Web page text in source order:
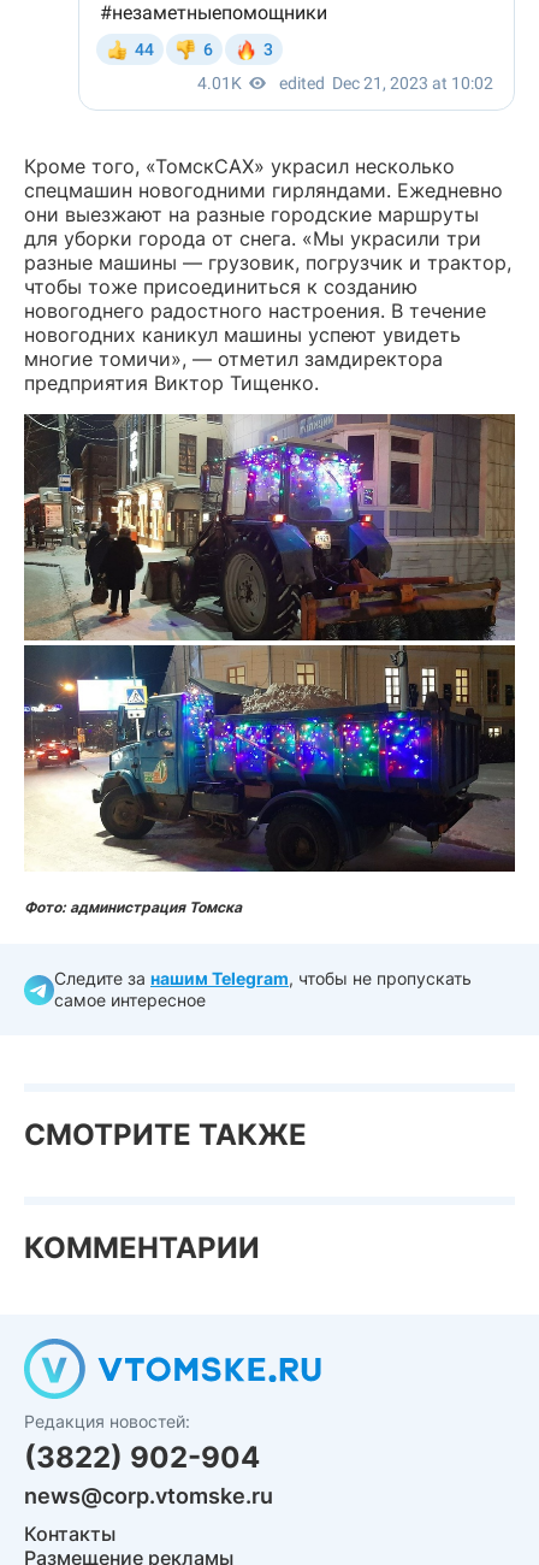
Кроме того, «ТомскСАХ» украсил несколько
спецмашин новогодними гирляндами. Ежедневно
они выезжают на разные городские маршруты
для уборки города от снега. «Мы украсили три
разные машины — грузовик, погрузчик и трактор,
чтобы тоже присоединиться к созданию
новогоднего радостного настроения. В течение
новогодних каникул машины успеют увидеть
многие томичи», — отметил замдиректора
предприятия Виктор Тищенко.
Фото: администрация Томска
Следите за нашим Telegram, чтобы не пропускать
самое интересное
СМОТРИТЕ ТАКЖЕ
КОММЕНТАРИИ
Редакция новостей:
(3822) 902-904
news@corp.vtomske.ru
Контакты
Размещение рекламы